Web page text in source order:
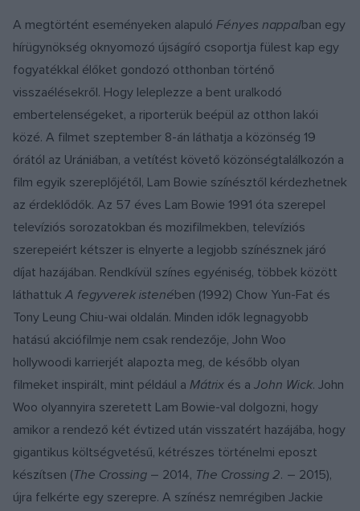
A megtörtént eseményeken alapuló Fényes nappalban egy
hírügynökség oknyomozó újságíró csoportja fülest kap egy
fogyatékkal élőket gondozó otthonban történő
visszaélésekről. Hogy leleplezze a bent uralkodó
embertelenségeket, a riporterük beépül az otthon lakói
közé. A filmet szeptember 8-án láthatja a közönség 19
órától az Urániában, a vetítést követő közönségtalálkozón a
film egyik szereplőjétől, Lam Bowie színésztől kérdezhetnek
az érdeklődők. Az 57 éves Lam Bowie 1991 óta szerepel
televíziós sorozatokban és mozifilmekben, televíziós
szerepeiért kétszer is elnyerte a legjobb színésznek járó
díjat hazájában. Rendkívül színes egyéniség, többek között
láthattukA fegyverek istenében (1992) Chow Yun-Fat és
Tony Leung Chiu-wai oldalán. Minden idők legnagyobb
hatású akciófilmje nem csak rendezője, John Woo
hollywoodi karrierjét alapozta meg, de később olyan
filmeket inspirált, mint például a Mátrix és a John Wick. John
Woo olyannyira szeretett Lam Bowie-val dolgozni, hogy
amikor a rendező két évtized után visszatért hazájába, hogy
gigantikus költségvetésű, kétrészes történelmi eposzt
készítsen (The Crossing – 2014, The Crossing 2. – 2015),
újra felkérte egy szerepre. A színész nemrégiben Jackie